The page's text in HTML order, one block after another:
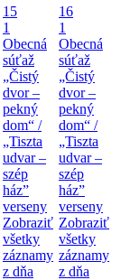
15
1
Obecná
súťaž
„Čistý
dvor –
pekný
dom“ /
„Tiszta
udvar –
szép
ház”
verseny
Zobraziť
všetky
záznamy
z dňa
16
1
Obecná
súťaž
„Čistý
dvor –
pekný
dom“ /
„Tiszta
udvar –
szép
ház”
verseny
Zobraziť
všetky
záznamy
z dňa